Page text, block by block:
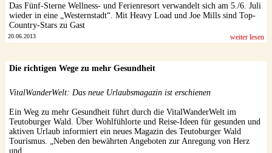
Das Fünf-Sterne Wellness- und Ferienresort verwandelt sich am 5./6. Juli
wieder in eine „Westernstadt“. Mit Heavy Load und Joe Mills sind Top-
Country-Stars zu Gast
20.06.2013 weiter lesen
Die richtigen Wege zu mehr Gesundheit
VitalWanderWelt: Das neue Urlaubsmagazin ist erschienen
Ein Weg zu mehr Gesundheit führt durch die VitalWanderWelt im
Teutoburger Wald. Über Wohlfühlorte und Reise-Ideen für gesunden und
aktiven Urlaub informiert ein neues Magazin des Teutoburger Wald
Tourismus. „Neben den bewährten Angeboten zur Anregung von Herz
und ...